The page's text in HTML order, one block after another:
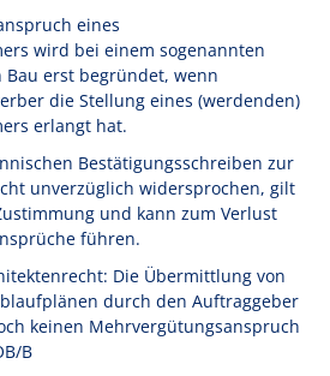
eines
wird bei einem sogenannten
Bau erst begründet, wenn
die Stellung eines (werdenden)
erlangt hat.
Bestätigungsschreiben zur
unverzüglich widersprochen, gilt
und kann zum Verlust
führen.
Die Übermittlung von
durch den Auftraggeber
keinen Mehrvergütungsanspruch
B